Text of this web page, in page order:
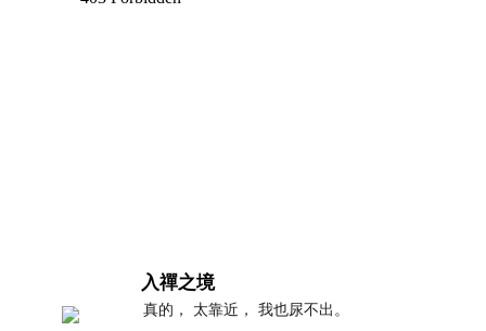
入禪之境
真的， 太靠近， 我也尿不出。